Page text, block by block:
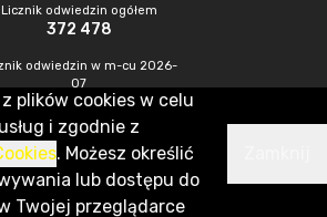
Licznik odwiedzin ogółem
372 478
odwiedzin w m-cu 2026-
07
1 182
plików cookies w celu
i zgodnie z
. Możesz określić
lub dostępu do
Twojej przeglądarce